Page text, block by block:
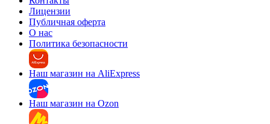
Лицензии
Публичная оферта
О нас
Политика безопасности
Наш магазин на AliExpress
Наш магазин на Ozon